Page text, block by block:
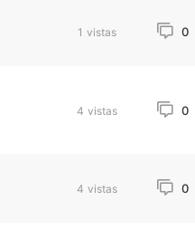
1 vistas 0
4 vistas 0
4 vistas 0